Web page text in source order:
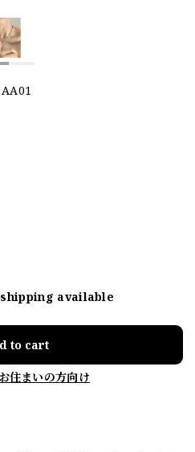
available
to cart
住まいの方向け